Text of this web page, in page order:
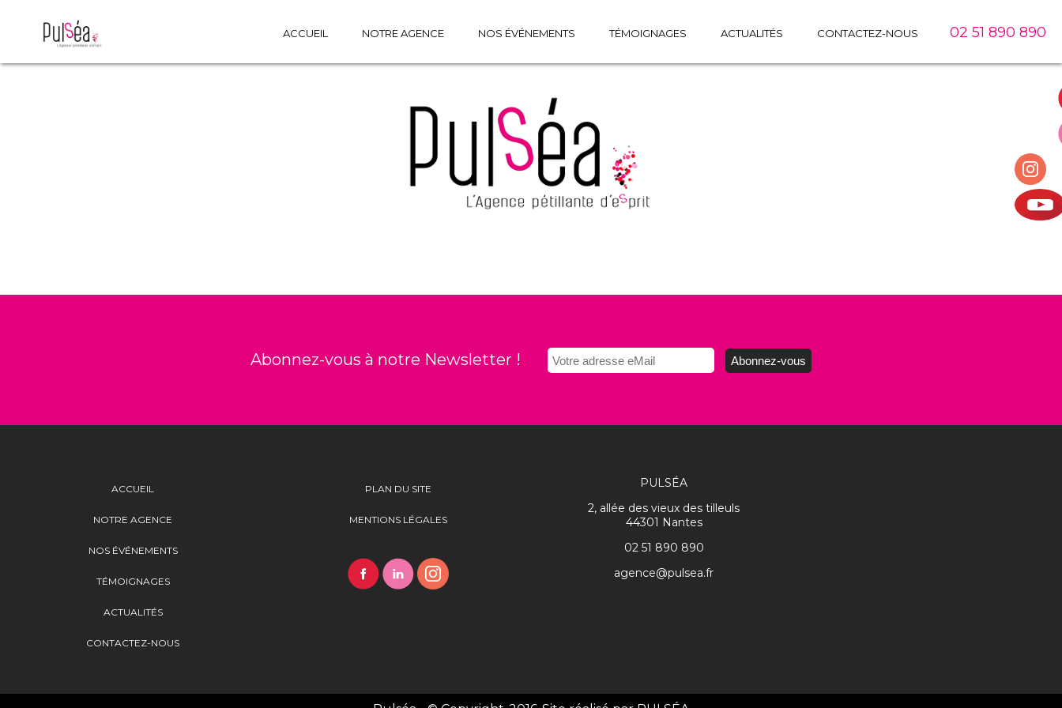
ACCUEIL NOTRE AGENCE NOS ÉVÉNEMENTS TÉMOIGNAGES ACTUALITÉS CONTACTEZ-NOUS 02 51 890 890
Abonnez-vous à notre Newsletter !
ACCUEIL
NOTRE AGENCE
NOS ÉVÉNEMENTS
TÉMOIGNAGES
ACTUALITÉS
CONTACTEZ-NOUS
PLAN DU SITE
MENTIONS LÉGALES
PULSÉA
2, allée des vieux des tilleuls
44301 Nantes
02 51 890 890
agence@pulsea.fr